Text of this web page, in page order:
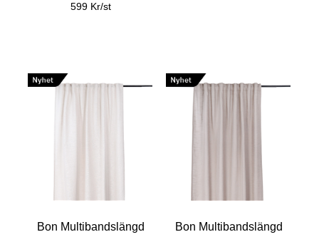
599 Kr/st
Bon Multibandslängd
Bon Multibandslängd